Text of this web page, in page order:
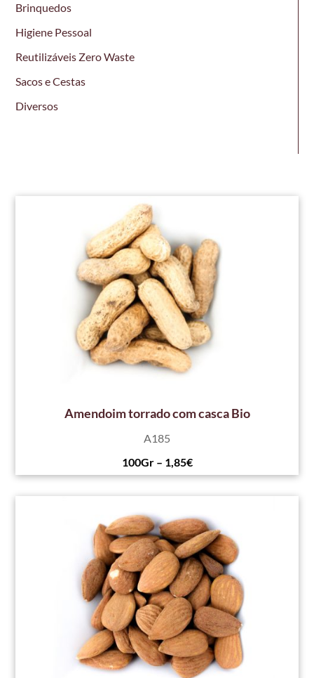
Brinquedos
Higiene Pessoal
Reutilizáveis Zero Waste
Sacos e Cestas
Diversos
Amendoim torrado com casca Bio
A185
100Gr – 1,85€